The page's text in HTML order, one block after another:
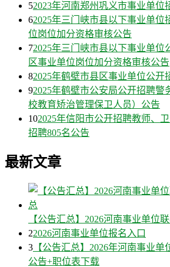
52023年河南郑州巩义市事业单位
62025年三门峡市县以下事业单位
位岗位加分资格审核公告
72025年三门峡市县以下事业单位
区事业单位岗位加分资格审核公告
82025年鹤壁市县区事业单位公开
92025年鹤壁市公安局公开招聘警
校教育矫治管理保卫人员）公告
102025年信阳市公开招聘教师、
招聘805名公告
最新文章
【公告汇总】2026河南事业单位
22026河南事业单位报名入口
3 【公告汇总】2026年河南事业单
公告+职位表下载